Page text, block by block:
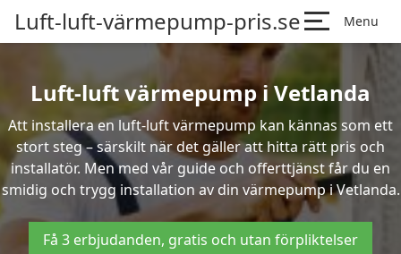
Luft-luft-värmepump-pris.se Menu
Luft-luft värmepump i Vetlanda
Att installera en luft-luft värmepump kan kännas som ett
stort steg – särskilt när det gäller att hitta rätt pris och
installatör. Men med vår guide och offerttjänst får du en
smidig och trygg installation av din värmepump i Vetlanda.
Få 3 erbjudanden, gratis och utan förpliktelser